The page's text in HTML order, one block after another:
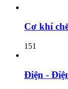
Cơ khí
151
Điện -